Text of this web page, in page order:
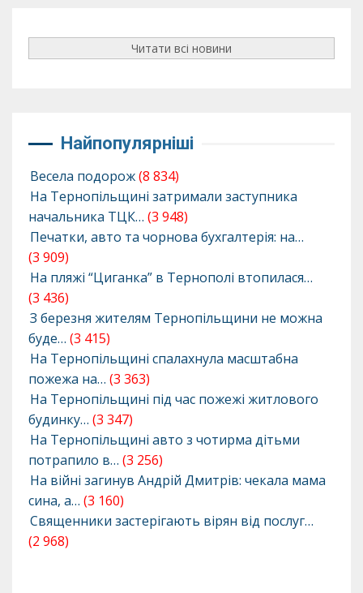
Читати всі новини
Найпопулярніші
Весела подорож(8 834)
На Тернопільщині затримали заступника
начальника ТЦК… (3 948)
Печатки, авто та чорнова бухгалтерія: на…
(3 909)
На пляжі “Циганка” в Тернополі втопилася…
(3 436)
З березня жителям Тернопільщини не можна
буде… (3 415)
На Тернопільщині спалахнула масштабна
пожежа на… (3 363)
На Тернопільщині під час пожежі житлового
будинку… (3 347)
На Тернопільщині авто з чотирма дітьми
потрапило в… (3 256)
На війні загинув Андрій Дмитрів: чекала мама
сина, а… (3 160)
Священники застерігають вірян від послуг…
(2 968)